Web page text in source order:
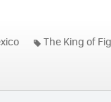
The King of